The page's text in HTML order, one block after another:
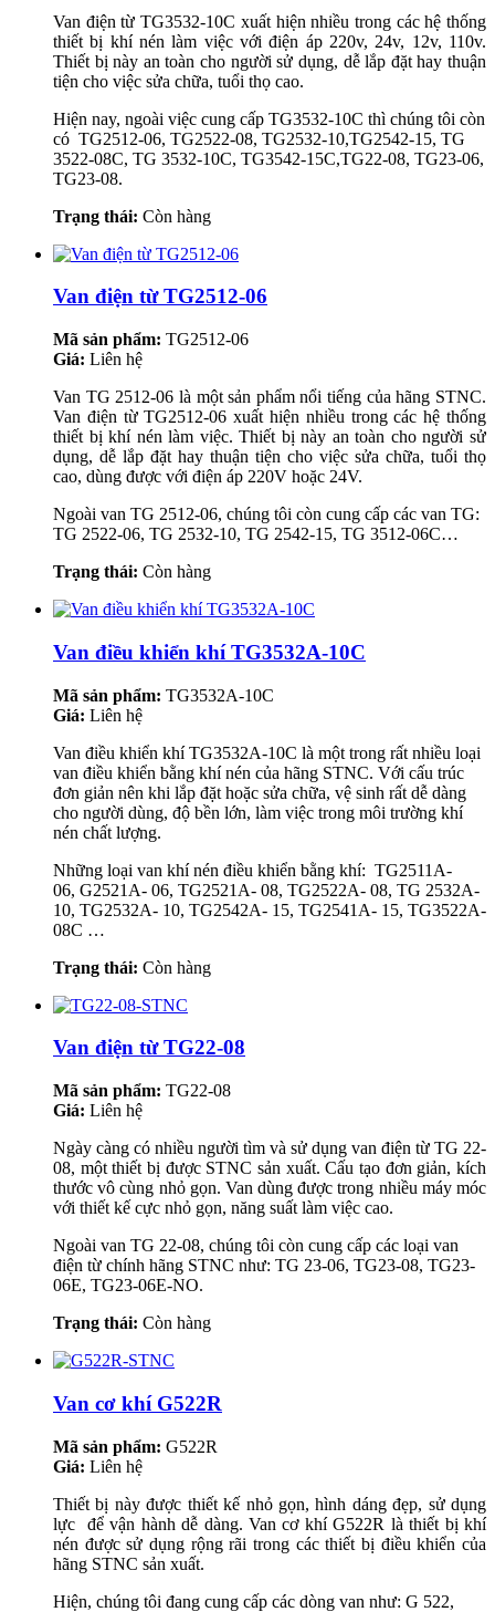
Van điện từ TG3532-10C xuất hiện nhiều trong các hệ thống
thiết bị khí nén làm việc với điện áp 220v, 24v, 12v, 110v.
Thiết bị này an toàn cho người sử dụng, dễ lắp đặt hay thuận
tiện cho việc sửa chữa, tuổi thọ cao.
Hiện nay, ngoài việc cung cấp TG3532-10C thì chúng tôi còn
có TG2512-06, TG2522-08, TG2532-10,TG2542-15, TG
3522-08C, TG 3532-10C, TG3542-15C,TG22-08, TG23-06,
TG23-08.
Trạng thái: Còn hàng
Van điện từ TG2512-06
Mã sản phẩm: TG2512-06
Giá: Liên hệ
Van TG 2512-06 là một sản phẩm nổi tiếng của hãng STNC.
Van điện từ TG2512-06 xuất hiện nhiều trong các hệ thống
thiết bị khí nén làm việc. Thiết bị này an toàn cho người sử
dụng, dễ lắp đặt hay thuận tiện cho việc sửa chữa, tuổi thọ
cao, dùng được với điện áp 220V hoặc 24V.
Ngoài van TG 2512-06, chúng tôi còn cung cấp các van TG:
TG 2522-06, TG 2532-10, TG 2542-15, TG 3512-06C…
Trạng thái: Còn hàng
Van điều khiển khí TG3532A-10C
Mã sản phẩm: TG3532A-10C
Giá: Liên hệ
Van điều khiển khí TG3532A-10C là một trong rất nhiều loại
van điều khiển bằng khí nén của hãng STNC. Với cấu trúc
đơn giản nên khi lắp đặt hoặc sửa chữa, vệ sinh rất dễ dàng
cho người dùng, độ bền lớn, làm việc trong môi trường khí
nén chất lượng.
Những loại van khí nén điều khiển bằng khí: TG2511A-
06, G2521A- 06, TG2521A- 08, TG2522A- 08, TG 2532A-
10, TG2532A- 10, TG2542A- 15, TG2541A- 15, TG3522A-
08C …
Trạng thái: Còn hàng
Van điện từ TG22-08
Mã sản phẩm: TG22-08
Giá: Liên hệ
Ngày càng có nhiều người tìm và sử dụng van điện từ TG 22-
08, một thiết bị được STNC sản xuất. Cấu tạo đơn giản, kích
thước vô cùng nhỏ gọn. Van dùng được trong nhiều máy móc
với thiết kế cực nhỏ gọn, năng suất làm việc cao.
Ngoài van TG 22-08, chúng tôi còn cung cấp các loại van
điện từ chính hãng STNC như: TG 23-06, TG23-08, TG23-
06E, TG23-06E-NO.
Trạng thái: Còn hàng
Van cơ khí G522R
Mã sản phẩm: G522R
Giá: Liên hệ
Thiết bị này được thiết kế nhỏ gọn, hình dáng đẹp, sử dụng
lực để vận hành dễ dàng. Van cơ khí G522R là thiết bị khí
nén được sử dụng rộng rãi trong các thiết bị điều khiển của
hãng STNC sản xuất.
Hiện, chúng tôi đang cung cấp các dòng van như: G 522,